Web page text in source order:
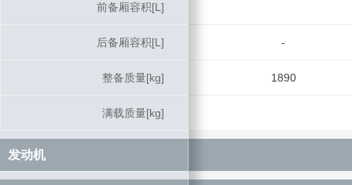
前备厢容积[L]
后备厢容积[L] -
整备质量[kg] 1890
满载质量[kg]
发动机
前备厢容积[L]
后备厢容积[L]
整备质量[kg]
满载质量[kg]
发动机